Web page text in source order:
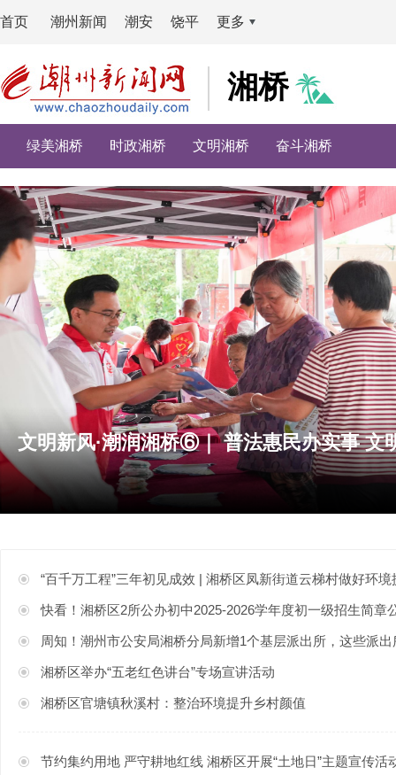
首页 潮州新闻 潮安 饶平 更多
湘桥
绿美湘桥 时政湘桥 文明湘桥 奋斗湘桥
“百千万工程”三年初见成效 | 湘桥区凤新街道云梯村做好环境提升和产业培育
快看！湘桥区2所公办初中2025-2026学年度初一级招生简章
周知！潮州市公安局湘桥分局新增1个基层派出所，这些派
湘桥区举办“五老红色讲台”专场宣讲活动
湘桥区官塘镇秋溪村：整治环境提升乡村颜值
节约集约用地 严守耕地红线 湘桥区开展“土地日”主题宣传活